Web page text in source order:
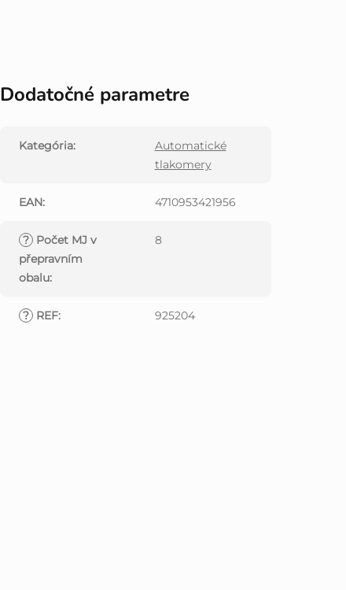
Dodatočné parametre
Kategória:
Automatické
tlakomery
EAN: 4710953421956
? Počet MJ v
přepravním
obalu:
8
? REF: 925204